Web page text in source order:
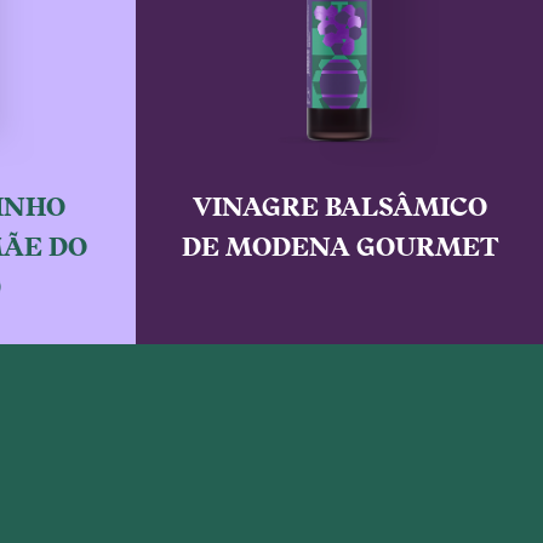
DO
VINAGRE BALSÂMICO
DE MODENA GOURMET